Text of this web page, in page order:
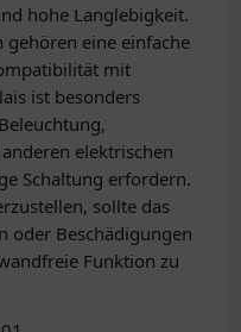
hohe Langlebigkeit.
eine einfache
mit
ist besonders
elektrischen
Schaltung erfordern.
sollte das
oder Beschädigungen
Funktion zu